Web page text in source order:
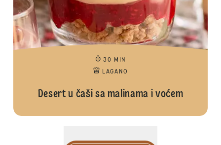
30 MIN
LAGANO
Desert u čaši sa malinama i voćem